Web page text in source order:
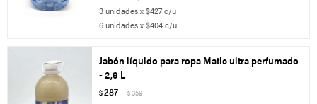
3 unidades x $427 c/u
6 unidades x $404 c/u
Jabón líquido para ropa Matic ultra perfumado
- 2,9 L
$287 $359